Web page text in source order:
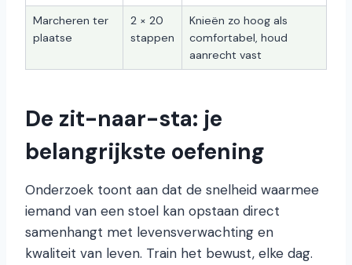
Marcheren ter
plaatse
2 × 20
stappen
Knieën zo hoog als
comfortabel, houd
aanrecht vast
De zit-naar-sta: je
belangrijkste oefening
Onderzoek toont aan dat de snelheid waarmee
iemand van een stoel kan opstaan direct
samenhangt met levensverwachting en
kwaliteit van leven. Train het bewust, elke dag.